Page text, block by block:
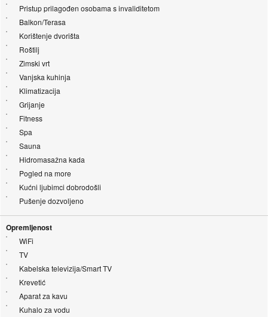
Pristup prilagođen osobama s invaliditetom
Balkon/Terasa
Korištenje dvorišta
Roštilj
Zimski vrt
Vanjska kuhinja
Klimatizacija
Grijanje
Fitness
Spa
Sauna
Hidromasažna kada
Pogled na more
Kućni ljubimci dobrodošli
Pušenje dozvoljeno
Opremljenost
WiFi
TV
Kabelska televizija/Smart TV
Krevetić
Aparat za kavu
Kuhalo za vodu